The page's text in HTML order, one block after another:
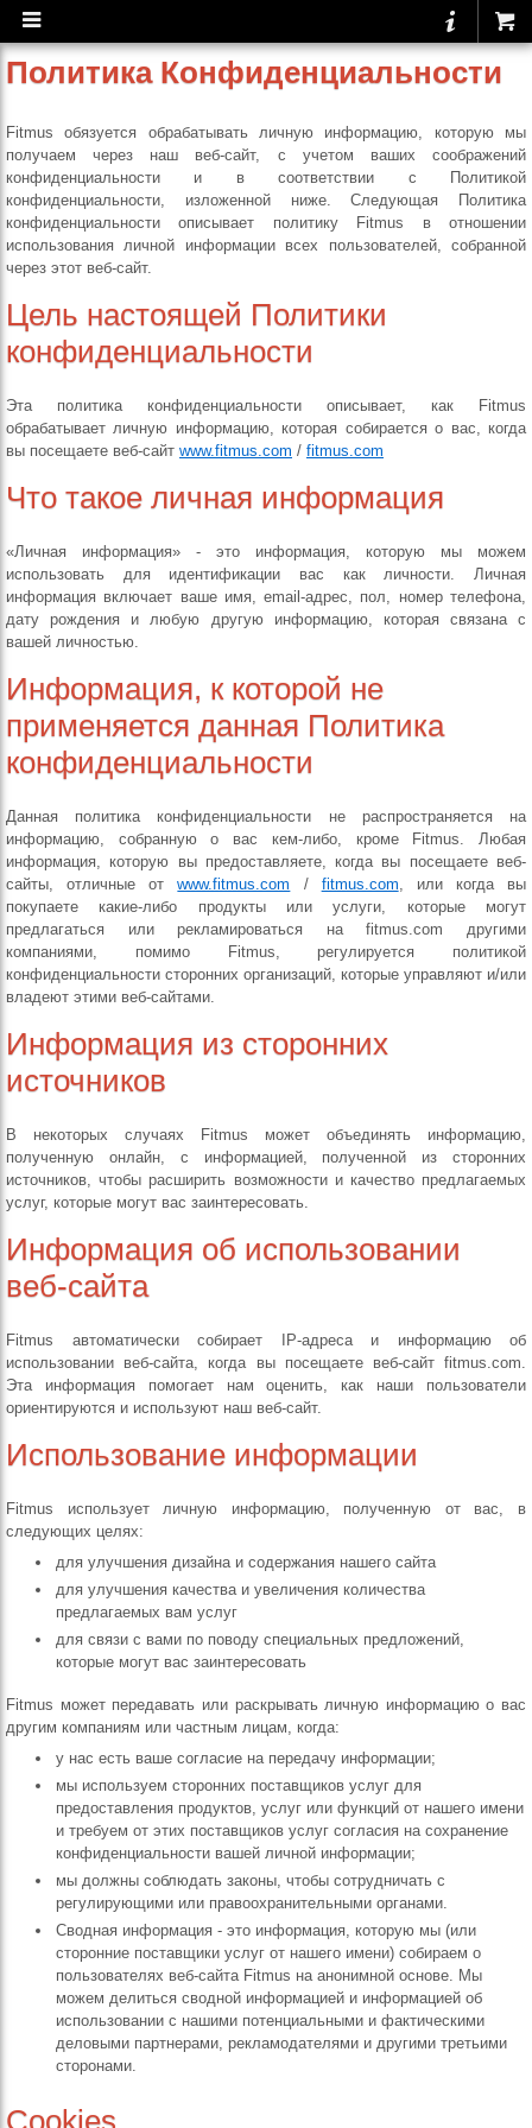
Политика Конфиденциальности
Fitmus обязуется обрабатывать личную информацию, которую мы
получаем через наш веб-сайт, с учетом ваших соображений
конфиденциальности и в соответствии с Политикой
конфиденциальности, изложенной ниже. Следующая Политика
конфиденциальности описывает политику Fitmus в отношении
использования личной информации всех пользователей, собранной
через этот веб-сайт.
Цель настоящей Политики
конфиденциальности
Эта политика конфиденциальности описывает, как Fitmus
обрабатывает личную информацию, которая собирается о вас, когда
вы посещаете веб-сайт www.fitmus.com / fitmus.com
Что такое личная информация
«Личная информация» - это информация, которую мы можем
использовать для идентификации вас как личности. Личная
информация включает ваше имя, email-адрес, пол, номер телефона,
дату рождения и любую другую информацию, которая связана с
вашей личностью.
Информация, к которой не
применяется данная Политика
конфиденциальности
Данная политика конфиденциальности не распространяется на
информацию, собранную о вас кем-либо, кроме Fitmus. Любая
информация, которую вы предоставляете, когда вы посещаете веб-
сайты, отличные отwww.fitmus.com / fitmus.com, или когда вы
покупаете какие-либо продукты или услуги, которые могут
предлагаться или рекламироваться на fitmus.com другими
компаниями, помимо Fitmus, регулируется политикой
конфиденциальности сторонних организаций, которые управляют и/или
владеют этими веб-сайтами.
Информация из сторонних
источников
В некоторых случаях Fitmus может объединять информацию,
полученную онлайн, с информацией, полученной из сторонних
источников, чтобы расширить возможности и качество предлагаемых
услуг, которые могут вас заинтересовать.
Информация об использовании
веб-сайта
Fitmus автоматически собирает IP-адреса и информацию об
использовании веб-сайта, когда вы посещаете веб-сайт fitmus.com.
Эта информация помогает нам оценить, как наши пользователи
ориентируются и используют наш веб-сайт.
Использование информации
Fitmus использует личную информацию, полученную от вас, в
следующих целях:
для улучшения дизайна и содержания нашего сайта
для улучшения качества и увеличения количества
предлагаемых вам услуг
для связи с вами по поводу специальных предложений,
которые могут вас заинтересовать
Fitmus может передавать или раскрывать личную информацию о вас
другим компаниям или частным лицам, когда:
у нас есть ваше согласие на передачу информации;
мы используем сторонних поставщиков услуг для
предоставления продуктов, услуг или функций от нашего имени
и требуем от этих поставщиков услуг согласия на сохранение
конфиденциальности вашей личной информации;
мы должны соблюдать законы, чтобы сотрудничать с
регулирующими или правоохранительными органами.
Сводная информация - это информация, которую мы (или
сторонние поставщики услуг от нашего имени) собираем о
пользователях веб-сайта Fitmus на анонимной основе. Мы
можем делиться сводной информацией и информацией об
использовании с нашими потенциальными и фактическими
деловыми партнерами, рекламодателями и другими третьими
сторонами.
Cookies